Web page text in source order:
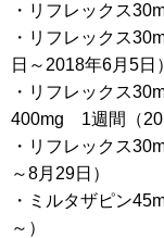
・リフレックス
・リフレックス
日～2018年6月5日）
・リフレックス
400mg 1週間（
・リフレックス
～8月29日）
・ミルタザピン
～）